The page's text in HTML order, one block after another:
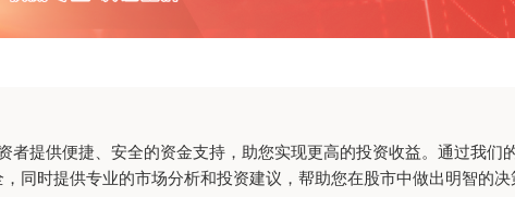
提供便捷、安全的资金支持，助您实现更高的投资收益。通过我们
同时提供专业的市场分析和投资建议，帮助您在股市中做出明智的